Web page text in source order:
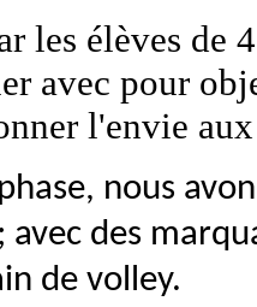
les élèves de
avec pour
l'envie
nous
avec des
de volley.